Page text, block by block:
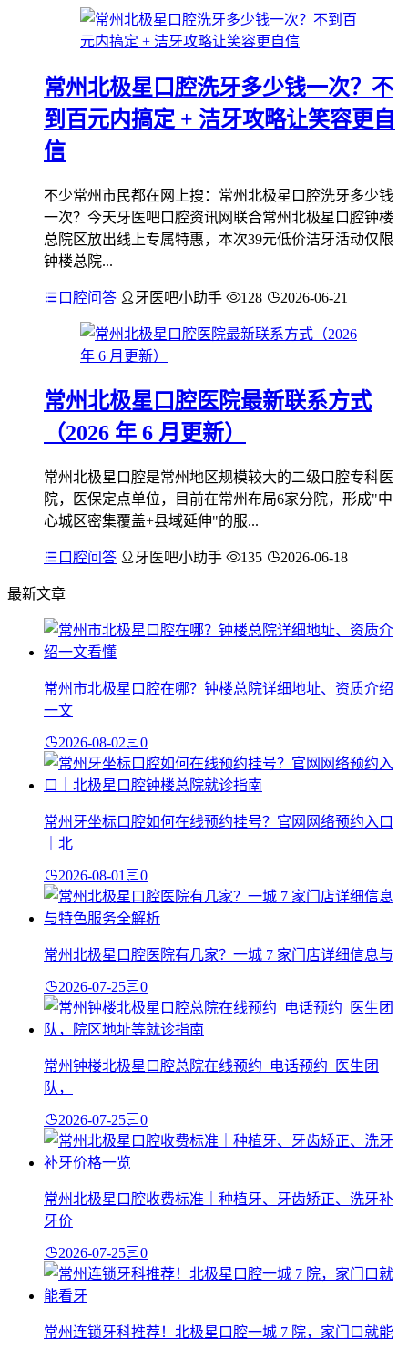
常州北极星口腔洗牙多少钱一次？不
到百元内搞定 + 洁牙攻略让笑容更自
信
不少常州市民都在网上搜：常州北极星口腔洗牙多少钱
一次？今天牙医吧口腔资讯网联合常州北极星口腔钟楼
总院区放出线上专属特惠，本次39元低价洁牙活动仅限
钟楼总院...
口腔问答 牙医吧小助手 128 2026-06-21
常州北极星口腔医院最新联系方式
（2026 年 6 月更新）
常州北极星口腔是常州地区规模较大的二级口腔专科医
院，医保定点单位，目前在常州布局6家分院，形成"中
心城区密集覆盖+县域延伸"的服...
口腔问答 牙医吧小助手 135 2026-06-18
最新文章
常州市北极星口腔在哪？钟楼总院详细地址、资质介绍
一文
2026-08-02 0
常州牙坐标口腔如何在线预约挂号？官网网络预约入口
｜北
2026-08-01 0
常州北极星口腔医院有几家？一城 7 家门店详细信息与
2026-07-25 0
常州钟楼北极星口腔总院在线预约_电话预约_医生团
队，
2026-07-25 0
常州北极星口腔收费标准｜种植牙、牙齿矫正、洗牙补
牙价
2026-07-25 0
常州连锁牙科推荐！北极星口腔一城 7 院，家门口就能